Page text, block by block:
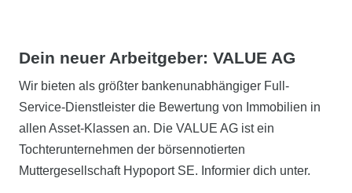
Dein neuer Arbeitgeber:VALUE AG
Wir bieten als größter bankenunabhängiger Full-
Service-Dienstleister die Bewertung von Immobilien in
allen Asset-Klassen an. Die VALUE AG ist ein
Tochterunternehmen der börsennotierten
Muttergesellschaft Hypoport SE. Informier dich unter.